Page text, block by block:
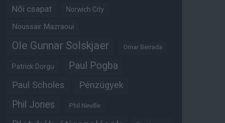
Női csapat Norwich City
Noussair Mazraoui
Ole Gunnar Solskjaer Omar Berrada
Patrick Dorgu Paul Pogba
Paul Scholes Pénzügyek
Phil Jones Phil Neville